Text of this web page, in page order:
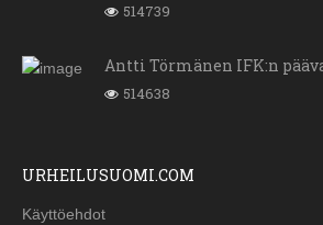
514739
Antti Törmänen IFK:n
514638
URHEILUSUOMI.COM
Käyttöehdot